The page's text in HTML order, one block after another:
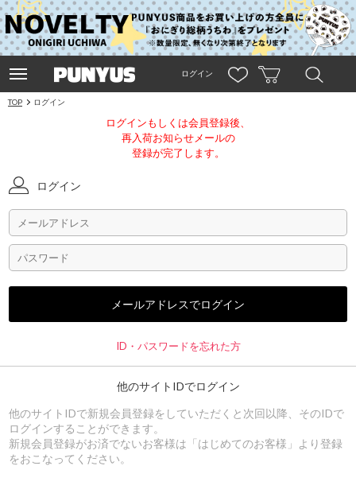
ログイン
TOP ログイン
ログインもしくは会員登録後、
再入荷お知らせメールの
登録が完了します。
ログイン
ID・パスワードを忘れた方
他のサイトIDでログイン
他のサイトIDで新規会員登録をしていただくと次回以降、そのIDで
ログインすることができます。
新規会員登録がお済でないお客様は「はじめてのお客様」より登録
をおこなってください。